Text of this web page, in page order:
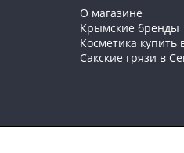
О магазине
Крымские бренды
Косметика купить
Сакские грязи в